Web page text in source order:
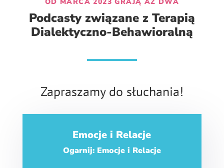
Podcasty związane z Terapią
Dialektyczno-Behawioralną
Zapraszamy do słuchania!
Emocje i Relacje
Ogarnij: Emocje i Relacje